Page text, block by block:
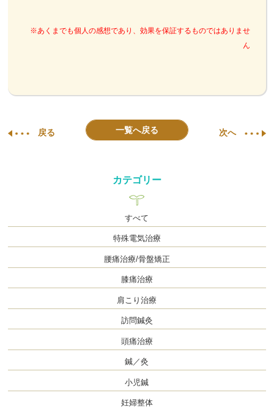
※あくまでも個人の感想であり、効果を保証するものではありませ
ん
戻る 一覧へ戻る 次へ
カテゴリー
すべて
特殊電気治療
腰痛治療/骨盤矯正
膝痛治療
肩こり治療
訪問鍼灸
頭痛治療
鍼／灸
小児鍼
妊婦整体